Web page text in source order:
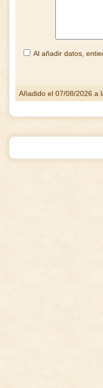
Al añadir datos,
Añadido el 07/08/2026 a